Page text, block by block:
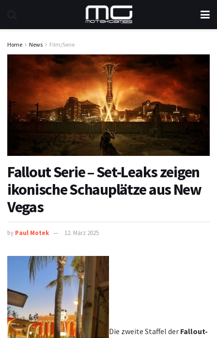
Home News Film/Serie
Fallout Serie – Set-Leaks zeigen
ikonische Schauplätze aus New
Vegas
by Paul Motek 12. März 2025
Die zweite Staffel der Fallout-